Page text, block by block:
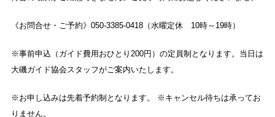
《お問合せ・ご予約》050-3385-0418（水曜定休 10時～19時）
※事前申込（ガイド費用おひとり200円）の定員制となります。当日は
大磯ガイド協会スタッフがご案内いたします。
※お申し込みは先着予約制となります。 ※キャンセル待ちは承ってお
りません。